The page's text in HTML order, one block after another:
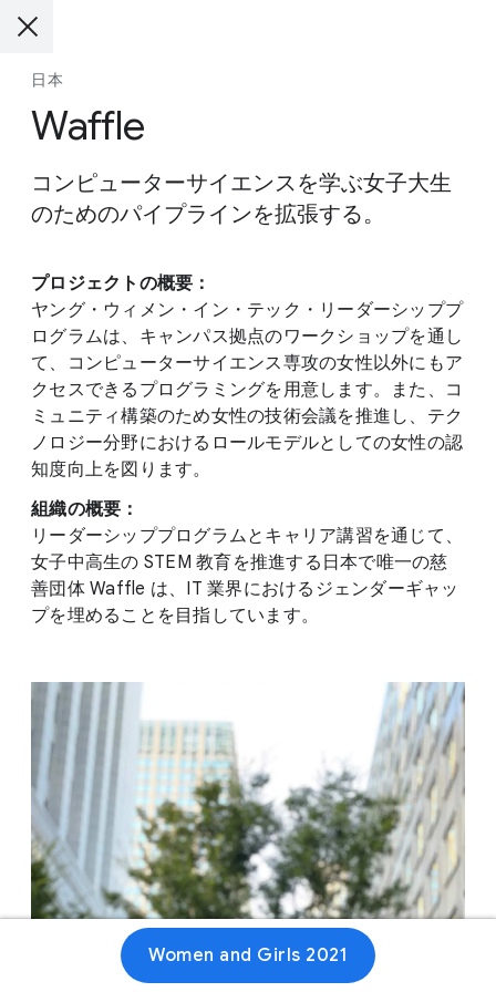
日本
Waffle
コンピューターサイエンスを学ぶ女子大生
のためのパイプラインを拡張する。
プロジェクトの概要：
ヤング・ウィメン・イン・テック・リーダーシッププ
ログラムは、キャンパス拠点のワークショップを通し
て、コンピューターサイエンス専攻の女性以外にもア
クセスできるプログラミングを用意します。また、コ
ミュニティ構築のため女性の技術会議を推進し、テク
ノロジー分野におけるロールモデルとしての女性の認
知度向上を図ります。
組織の概要：
リーダーシッププログラムとキャリア講習を通じて、
女子中高生の STEM 教育を推進する日本で唯一の慈
善団体 Waffle は、IT 業界におけるジェンダーギャッ
プを埋めることを目指しています。
Women and Girls 2021